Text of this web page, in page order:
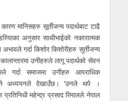
मानिसहरु सूर्तीजन्य पदार्थबाट टाढै
अनुसार साथीभाईको नकारात्मक
गर्दा किशोर किशोरीहरु सुर्तीजन्य
उनीहरुले लागू पदार्थको सेवन
गर्दा समाजमा उनीहरु आपराधिक
हुने अध्ययनले देखाउँछ। ’उनले थपे ।
महेन्द्र प्रसाद रिमालले नेपाल